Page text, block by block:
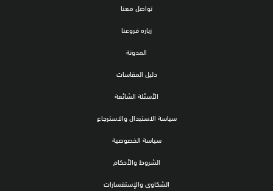
تواصل معنا
زياره فروعنا
المدونة
دليل المقاسات
الأسئلة الشائعة
سياسة الاستبدال والاسترجاع
سياسة الخصوصية
الشروط والأحكام
الشكاوى والإستفسارات